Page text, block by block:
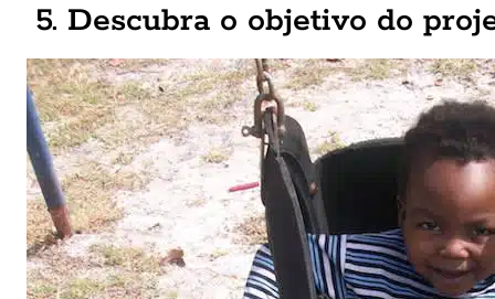
5. Descubra o objetivo do